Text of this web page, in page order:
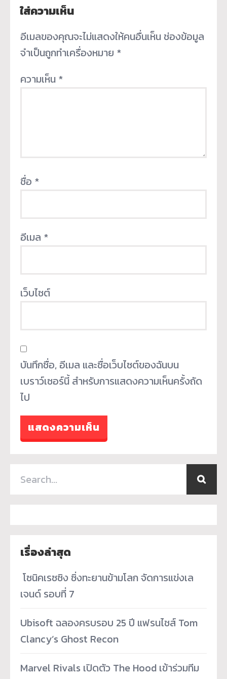
ใส่ความเห็น
อีเมลของคุณจะไม่แสดงให้คนอื่นเห็น ช่องข้อมูล
จำเป็นถูกทำเครื่องหมาย *
ความเห็น *
ชื่อ *
อีเมล *
เว็บไซต์
บันทึกชื่อ, อีเมล และชื่อเว็บไซต์ของฉันบน
เบราว์เซอร์นี้ สำหรับการแสดงความเห็นครั้งถัด
ไป
เรื่องล่าสุด
­ โซนิคเรซซิง ซิ่งทะยานข้ามโลก จัดการแข่งเล
เจนด์ รอบที่ 7
Ubisoft ฉลองครบรอบ 25 ปี แฟรนไชส์ Tom
Clancy’s Ghost Recon
Marvel Rivals เปิดตัว The Hood เข้าร่วมทีม